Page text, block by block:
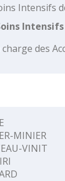
Intensifs
charge des
MINIER
VINIT